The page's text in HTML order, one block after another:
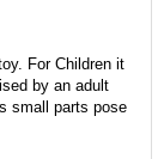
For Children it
by an adult
small parts pose